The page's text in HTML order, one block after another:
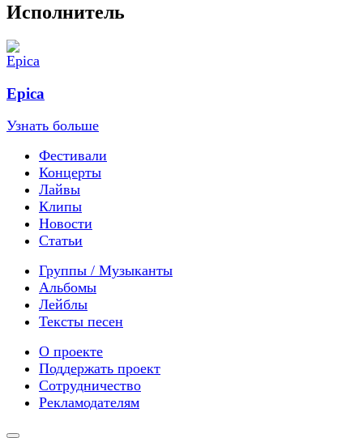
Исполнитель
Epica
Узнать больше
Фестивали
Концерты
Лайвы
Клипы
Новости
Статьи
Группы / Музыканты
Альбомы
Лейблы
Тексты песен
О проекте
Поддержать проект
Сотрудничество
Рекламодателям